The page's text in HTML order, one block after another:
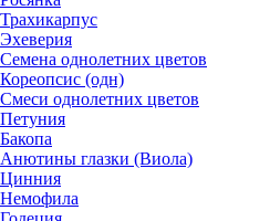
Трахикарпус
Эхеверия
Семена однолетних цветов
Кореопсис (одн)
Смеси однолетних цветов
Петуния
Бакопа
Анютины глазки (Виола)
Цинния
Немофила